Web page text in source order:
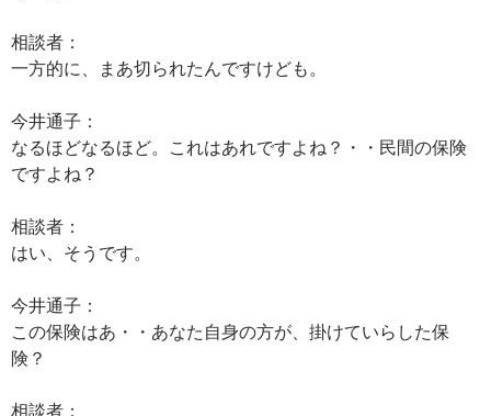
相談者：
一方的に、まあ切られたんですけども。
今井通子：
なるほどなるほど。これはあれですよね？・・民間の保険
ですよね？
相談者：
はい、そうです。
今井通子：
この保険はあ・・あなた自身の方が、掛けていらした保
険？
相談者：